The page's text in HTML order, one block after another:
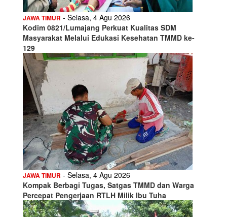
JAWA TIMUR - Selasa, 4 Agu 2026
Kodim 0821/Lumajang Perkuat Kualitas SDM
Masyarakat Melalui Edukasi Kesehatan TMMD ke-
129
JAWA TIMUR - Selasa, 4 Agu 2026
Kompak Berbagi Tugas, Satgas TMMD dan Warga
Percepat Pengerjaan RTLH Milik Ibu Tuha